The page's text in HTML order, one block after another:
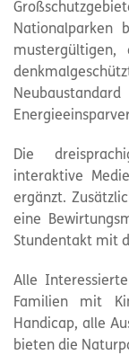
Nationalparken
mustergültigen,
Die
interaktive
ergänzt.
eine
Stundentakt mit
Alle
Familien mit
Handicap, alle
bieten die